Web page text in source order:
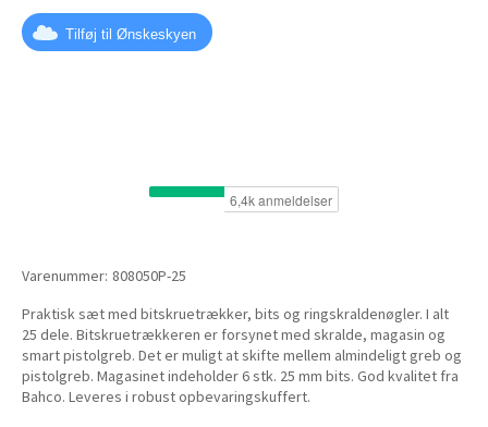
Tilføj til Ønskeskyen
Varenummer: 808050P-25
Praktisk sæt med bitskruetrækker, bits og ringskraldenøgler. I alt
25 dele. Bitskruetrækkeren er forsynet med skralde, magasin og
smart pistolgreb. Det er muligt at skifte mellem almindeligt greb og
pistolgreb. Magasinet indeholder 6 stk. 25 mm bits. God kvalitet fra
Bahco. Leveres i robust opbevaringskuffert.